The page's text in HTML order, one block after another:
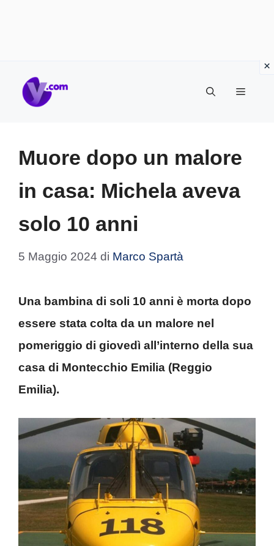
Menu
Muore dopo un malore
in casa: Michela aveva
solo 10 anni
5 Maggio 2024 di Marco Spartà
Una bambina di soli 10 anni è morta dopo
essere stata colta da un malore nel
pomeriggio di giovedì all’interno della sua
casa di Montecchio Emilia (Reggio
Emilia).